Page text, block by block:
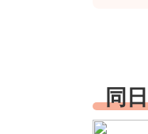
同